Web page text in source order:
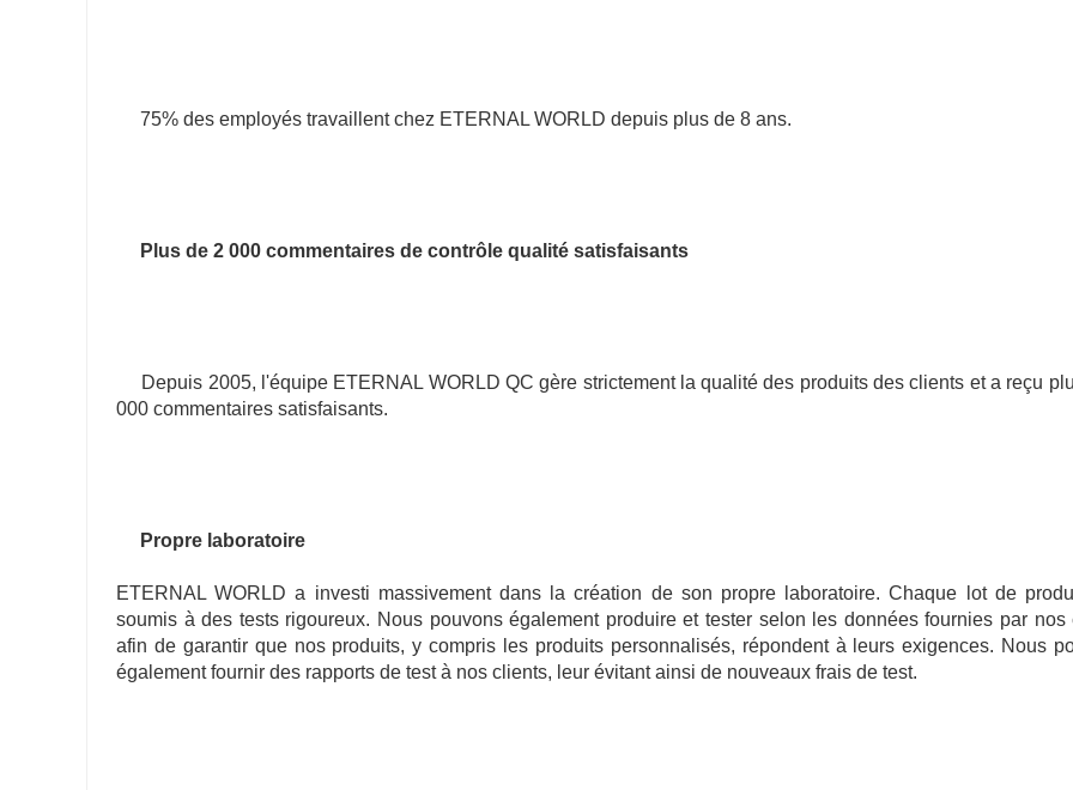
75% des employés travaillent chez ETERNAL WORLD depuis plus de 8 ans.
Plus de 2 000 commentaires de contrôle qualité satisfaisants
000 commentaires satisfaisants.
Propre laboratoire
ETERNAL WORLD a investi massivement dans la création de son propre laboratoire. Chaque lot de
soumis à des tests rigoureux. Nous pouvons également produire et tester selon les données fournies par nos
afin de garantir que nos produits, y compris les produits personnalisés, répondent à leurs exigences. Nous
également fournir des rapports de test à nos clients, leur évitant ainsi de nouveaux frais de test.